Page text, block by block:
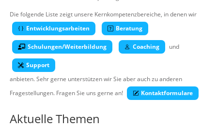
Suche
Die folgende Liste zeigt unsere Kernkompetenzbereiche, in denen wir
Entwicklungsarbeiten
Beratung
Schulungen/Weiterbildung Coaching und
Support
anbieten. Sehr gerne unterstützen wir Sie aber auch zu anderen
Fragestellungen. Fragen Sie uns gerne an!
Kontaktformulare
Aktuelle Themen